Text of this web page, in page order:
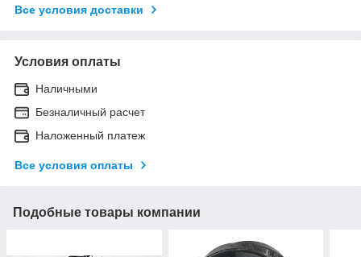
Все условия доставки
Условия оплаты
Наличными
Безналичный расчет
Наложенный платеж
Все условия оплаты
Подобные товары компании